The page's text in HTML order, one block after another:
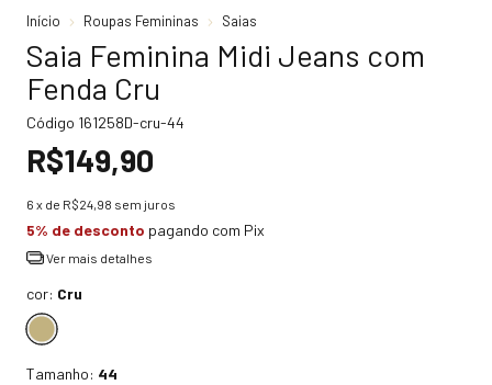
Início Roupas Femininas Saias
Saia Feminina Midi Jeans com
Fenda Cru
Código 161258D-cru-44
R$149,90
6 x de R$24,98 sem juros
5% de desconto pagando com Pix
Ver mais detalhes
cor: Cru
Tamanho: 44